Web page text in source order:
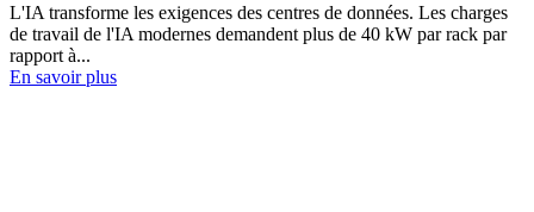
L'IA transforme les exigences des centres de données. Les charges
de travail de l'IA modernes demandent plus de 40 kW par rack par
rapport à...
En savoir plus